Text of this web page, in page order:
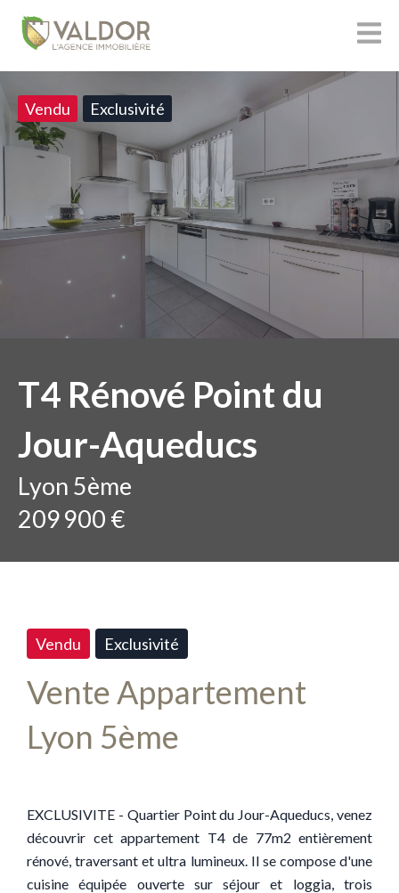
Vendu Exclusivité
T4 Rénové Point du
Jour-Aqueducs
Lyon 5ème
209 900 €
Vendu Exclusivité
Vente Appartement
Lyon 5ème
EXCLUSIVITE - Quartier Point du Jour-Aqueducs, venez
découvrir cet appartement T4 de 77m2 entièrement
rénové, traversant et ultra lumineux. Il se compose d'une
cuisine équipée ouverte sur séjour et loggia, trois